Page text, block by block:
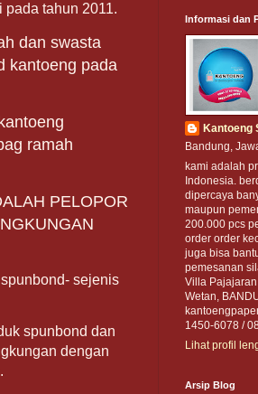
pada tahun 2011.
dan swasta
kantoeng pada
ramah
PELOPOR
sejenis
spunbond dan
dengan
Informasi dan
Kantoeng
Bandung,
kami adalah
Indonesia.
dipercaya
maupun
200.000 pcs
order order
juga bisa
pemesanan
Villa
Wetan,
1450-6078 /
Lihat profil
Arsip Blog